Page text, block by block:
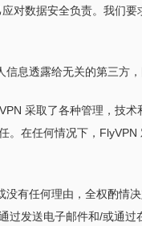
对数据安全负责。我们
息透露给无关的第三方
采取了各种管理，技
。在任何情况下，
有任何理由，全权酌情
过发送电子邮件和/或通